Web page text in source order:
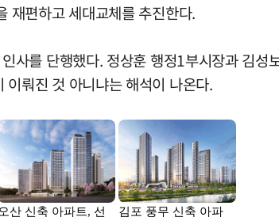
재편하고 세대교체를 추진한다.
를 단행했다. 정상훈 행정1부시장과 김
뤄진 것 아니냐는 해석이 나온다.